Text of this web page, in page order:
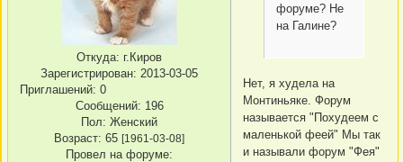
Откуда: г.Киров
Зарегистрирован: 2013-03-05
Приглашений: 0
Сообщений: 196
Пол: Женский
Возраст: 65 [1961-03-08]
Провел на форуме:
форуме? Не
на Галине?
Нет, я худела на
Монтиньяке. Форум
называется "Похудеем с
маленькой феей" Мы так
и называли форум "Фея"